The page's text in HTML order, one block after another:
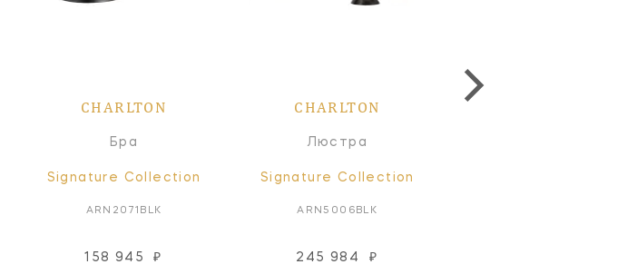
CHARLTON
Бра
Signature Collection
ARN2071BLK
158 945 ₽
CHARLTON
Люстра
Signature Collection
ARN5006BLK
245 984 ₽